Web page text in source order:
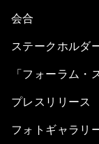
会合
ステークホルダ
「フォーラム・
プレスリリース
フォトギャラリ